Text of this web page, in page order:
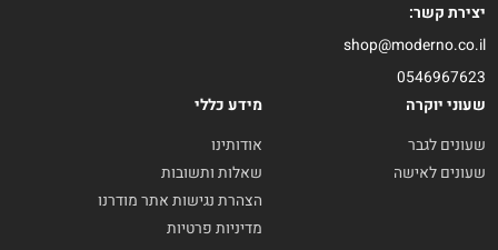
יצירת קשר:
shop@moderno.co.il
0546967623
שעוני יוקרה
שעונים לגבר
שעונים לאישה
מידע כללי
אודותינו
שאלות ותשובות
הצהרת נגישות אתר מודרנו
מדיניות פרטיות